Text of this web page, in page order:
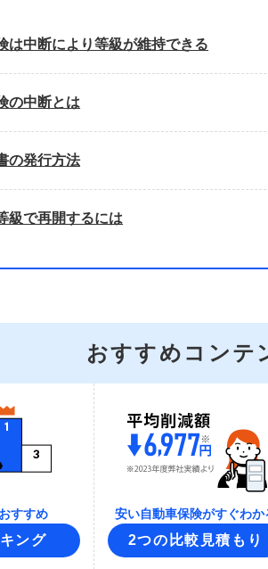
は中断により等級が維持できる
の中断とは
の発行方法
級で再開するには
おすすめコンテ
すすめ
ング
安い自動車保険がすぐわか
2つの比較見積もり